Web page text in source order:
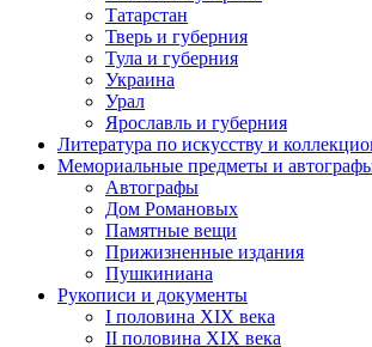
Татарстан
Тверь и губерния
Тула и губерния
Украина
Урал
Ярославль и губерния
Литература по искусству и
Мемориальные предметы и
Автографы
Дом Романовых
Памятные вещи
Прижизненные издания
Пушкиниана
Рукописи и документы
I половина XIX века
II половина XIX века